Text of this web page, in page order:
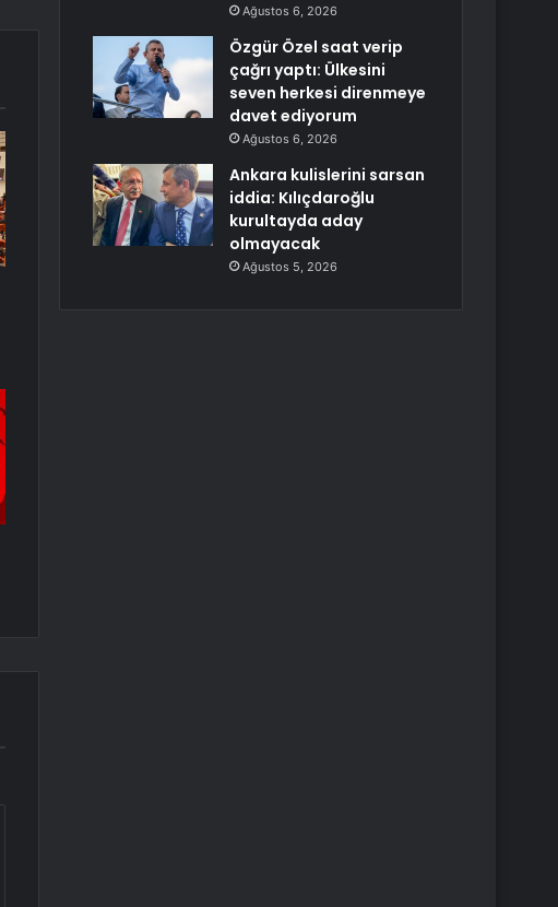
Ağustos 6, 2026
Özgür Özel saat verip
çağrı yaptı: Ülkesini
seven herkesi direnmeye
davet ediyorum
Ağustos 6, 2026
Ankara kulislerini sarsan
iddia: Kılıçdaroğlu
kurultayda aday
olmayacak
Ağustos 5, 2026